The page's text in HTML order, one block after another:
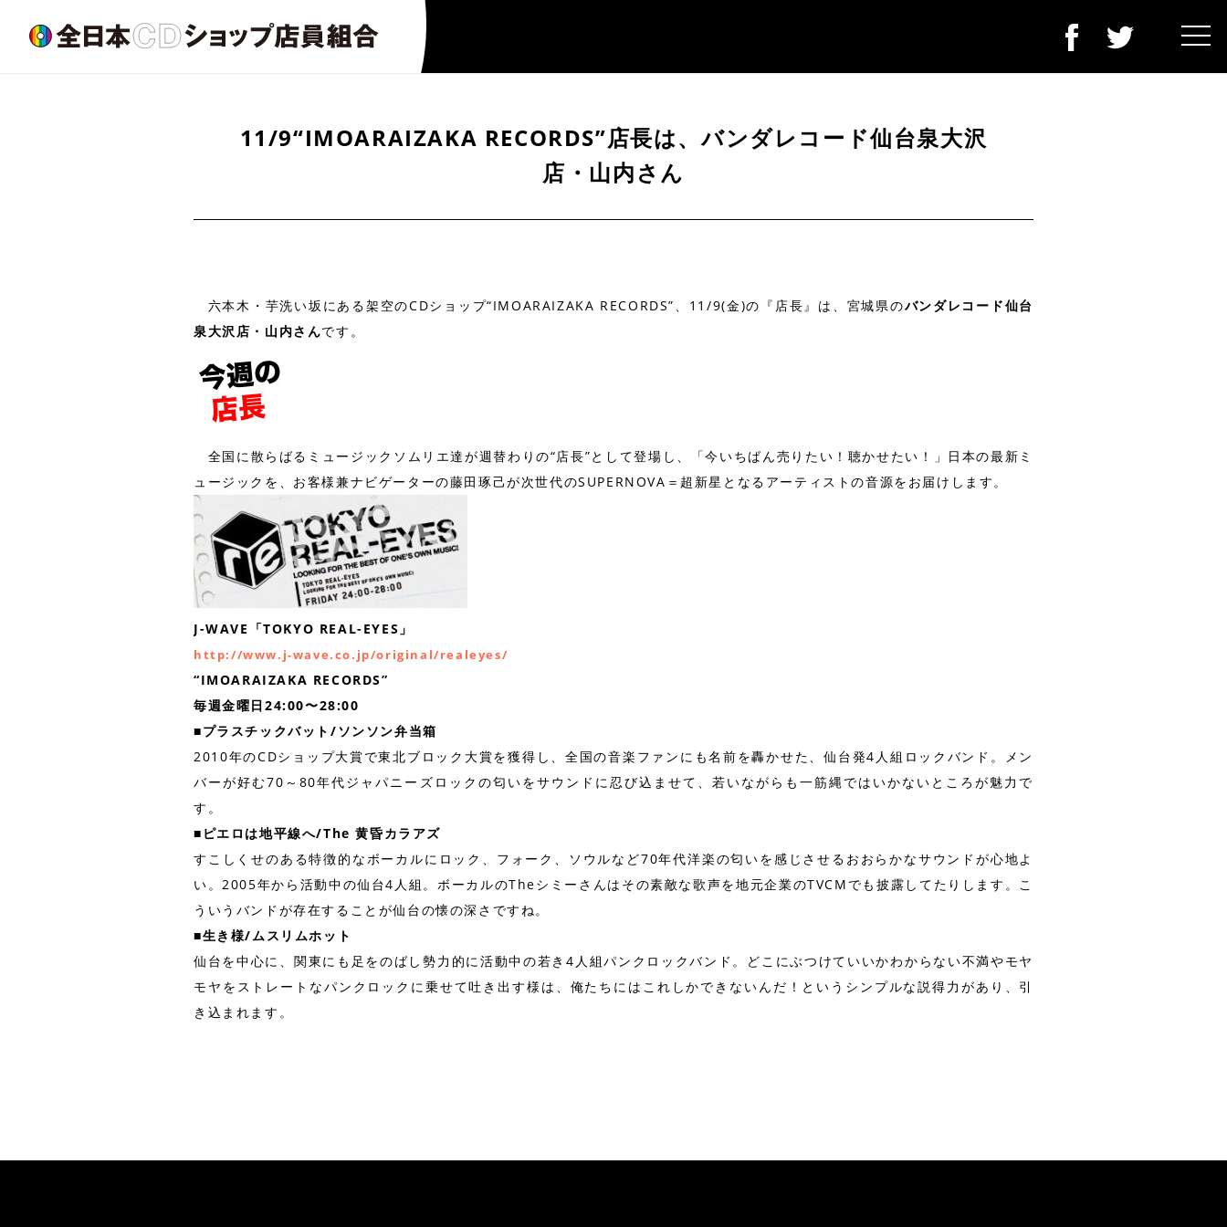
11/9“IMOARAIZAKA RECORDS”店長は、バンダレコード仙台泉大沢
店・山内さん
六本木・芋洗い坂にある架空のCDショップ“IMOARAIZAKA RECORDS”、11/9(金)の『店長』は、宮城県のバンダレコード仙台
泉大沢店・山内さんです。
全国に散らばるミュージックソムリエ達が週替わりの“店長”として登場し、「今いちばん売りたい！聴かせたい！」日本の最新ミ
ュージックを、お客様兼ナビゲーターの藤田琢己が次世代のSUPERNOVA＝超新星となるアーティストの音源をお届けします。
J-WAVE「TOKYO REAL-EYES」
http://www.j-wave.co.jp/original/realeyes/
“IMOARAIZAKA RECORDS”
毎週金曜日24:00〜28:00
■プラスチックバット/ソンソン弁当箱
2010年のCDショップ大賞で東北ブロック大賞を獲得し、全国の音楽ファンにも名前を轟かせた、仙台発4人組ロックバンド。メン
バーが好む70～80年代ジャパニーズロックの匂いをサウンドに忍び込ませて、若いながらも一筋縄ではいかないところが魅力で
す。
■ピエロは地平線へ/The 黄昏カラアズ
すこしくせのある特徴的なボーカルにロック、フォーク、ソウルなど70年代洋楽の匂いを感じさせるおおらかなサウンドが心地よ
い。2005年から活動中の仙台4人組。ボーカルのTheシミーさんはその素敵な歌声を地元企業のTVCMでも披露してたりします。こ
ういうバンドが存在することが仙台の懐の深さですね。
■生き様/ムスリムホット
仙台を中心に、関東にも足をのばし勢力的に活動中の若き4人組パンクロックバンド。どこにぶつけていいかわからない不満やモヤ
モヤをストレートなパンクロックに乗せて吐き出す様は、俺たちにはこれしかできないんだ！というシンプルな説得力があり、引
き込まれます。